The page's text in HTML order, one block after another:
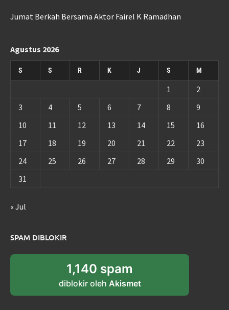
Jumat Berkah Bersama Aktor Fairel K Ramadhan
Agustus 2026
S S R K J S M
1
2
3
4 5 6 7 8
9
10
11 12 13 14 15
16
17
18 19 20 21 22
23
24
25 26 27 28 29
30
31
« Jul
SPAM DIBLOKIR
1,140 spam
diblokir oleh Akismet